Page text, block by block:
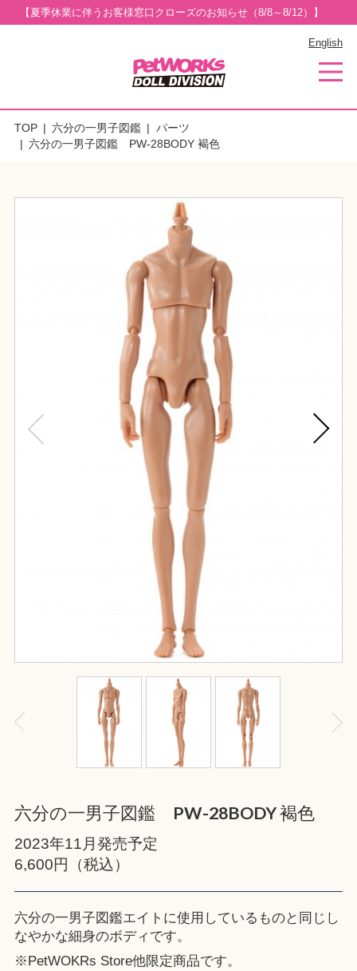
【夏季休業に伴うお客様窓口クローズのお知らせ（8/8～8/12）】
English
TOP 六分の一男子図鑑
パーツ
六分の一男子図鑑 PW-28BODY 褐色
六分の一男子図鑑 PW-28BODY 褐色
2023年11月発売予定
6,600円（税込）
六分の一男子図鑑エイトに使用しているものと同じし
なやかな細身のボディです。
※PetWOKRs Store他限定商品です。